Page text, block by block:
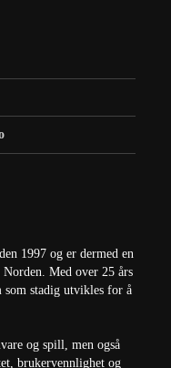
1997 og er dermed en
Norden. Med over 25 års
stadig utvikles for å
og spill, men også
brukervennlighet og